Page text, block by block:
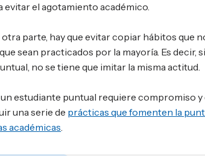
evitar el agotamiento académico.
parte, hay que evitar copiar hábitos que
sean practicados por la mayoría. Es decir,
no se tiene que imitar la misma actitud.
estudiante puntual requiere compromiso y
una serie de prácticas que fomenten la
académicas